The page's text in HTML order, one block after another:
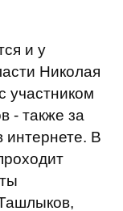
и у
Николая
участником
- также за
интернете. В